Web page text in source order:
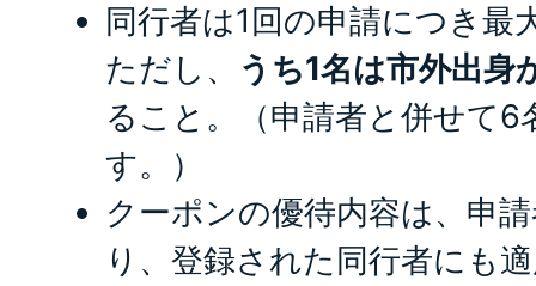
同行者は1回の申請につき最
ただし、
うち1名は市外出身
ること。（申請者と併せて6
す。）
クーポンの優待内容は、申
り、登録された同行者にも